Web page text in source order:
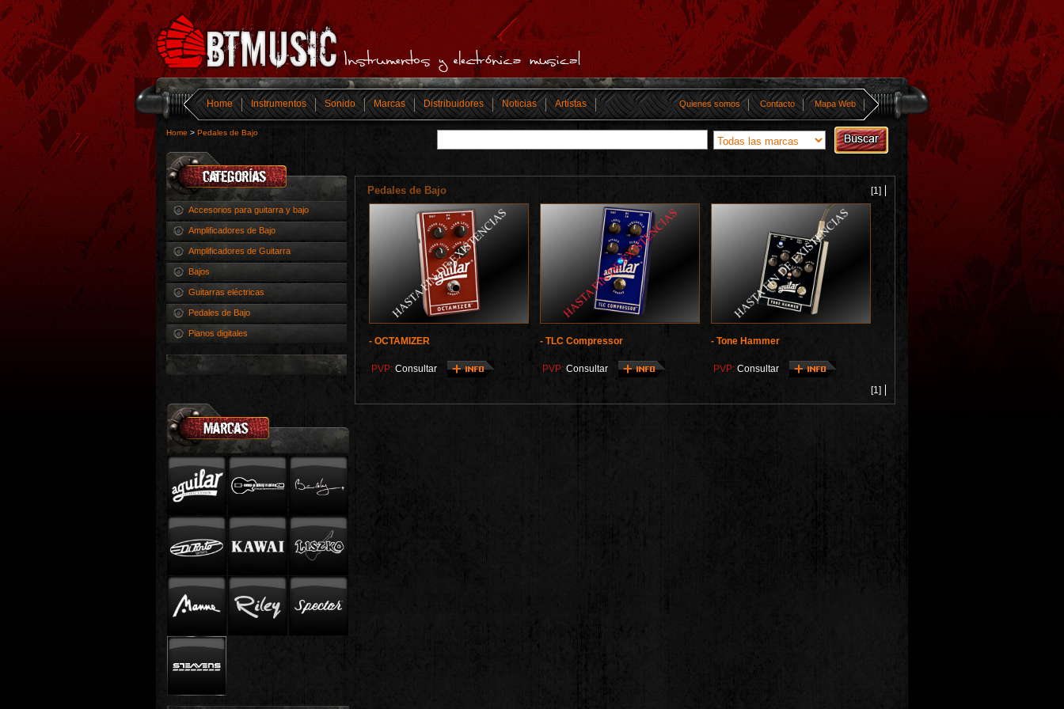
Home Instrumentos Sonido Marcas Distribuidores Noticias Artistas Mapa Web
Contacto
Quienes somos
Home > Pedales de Bajo
Accesorios para guitarra y bajo
Amplificadores de Bajo
Amplificadores de Guitarra
Bajos
Guitarras eléctricas
Pedales de Bajo
Pianos digitales
Pedales de Bajo [1]
- OCTAMIZER
PVP:Consultar
- TLC Compressor
PVP:Consultar
- Tone Hammer
PVP:Consultar
[1]